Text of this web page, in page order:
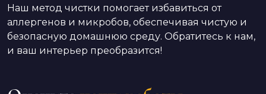
Наш метод чистки помогает избавиться от
аллергенов и микробов, обеспечивая чистую и
безопасную домашнюю среду. Обратитесь к нам,
и ваш интерьер преобразится!